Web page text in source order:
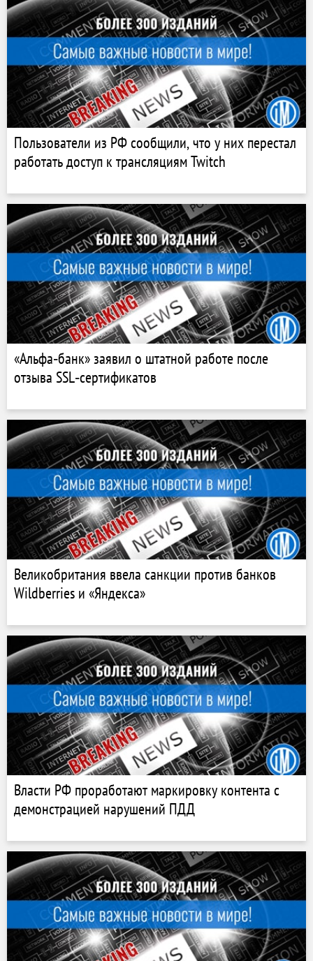
Пользователи из РФ сообщили, что у них перестал
работать доступ к трансляциям Twitch
«Альфа‑банк» заявил о штатной работе после
отзыва SSL‑сертификатов
Великобритания ввела санкции против банков
Wildberries и «Яндекса»
Власти РФ проработают маркировку контента с
демонстрацией нарушений ПДД